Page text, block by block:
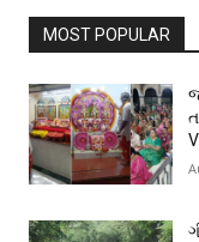
MOST POPULAR